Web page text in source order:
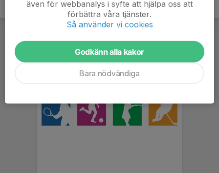
även för webbanalys i syfte att hjälpa oss att
förbättra våra tjänster.
Så använder vi cookies
Godkänn alla kakor
Bara nödvändiga